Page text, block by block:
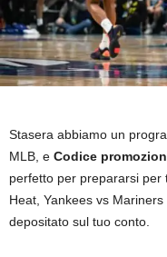
Stasera abbiamo un
MLB, e Codice
perfetto per prepararsi per
Heat, Yankees vs
depositato sul tuo conto.